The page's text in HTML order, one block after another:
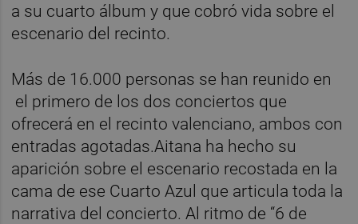
a su cuarto álbum y que cobró vida sobre el
escenario del recinto.
Más de 16.000 personas se han reunido en
el primero de los dos conciertos que
ofrecerá en el recinto valenciano, ambos con
entradas agotadas.Aitana ha hecho su
aparición sobre el escenario recostada en la
cama de ese Cuarto Azul que articula toda la
narrativa del concierto. Al ritmo de “6 de